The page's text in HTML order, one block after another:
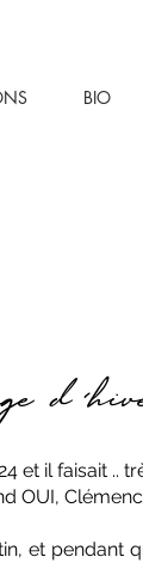
BIO
et il faisait ..
OUI,
et pendant